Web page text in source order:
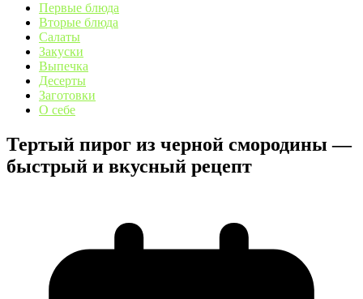
Первые блюда
Вторые блюда
Салаты
Закуски
Выпечка
Десерты
Заготовки
О себе
Тертый пирог из черной смородины —
быстрый и вкусный рецепт